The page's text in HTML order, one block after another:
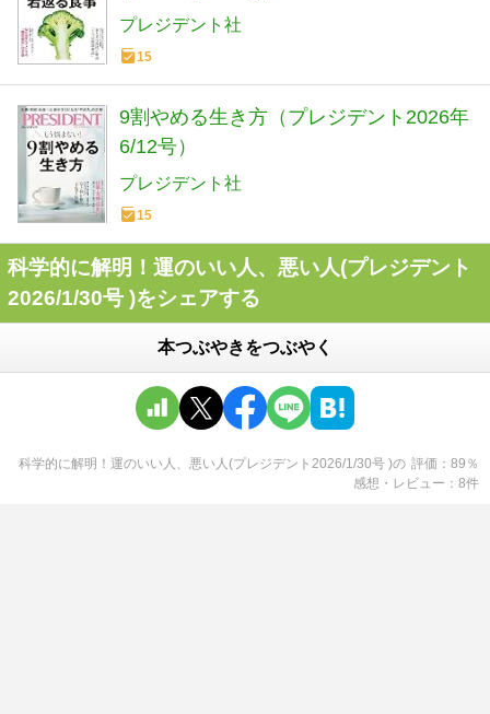
プレジデント社
15
9割やめる生き方（プレジデント2026年
6/12号）
プレジデント社
15
科学的に解明！運のいい人、悪い人(プレジデント
2026/1/30号 )をシェアする
本つぶやきをつぶやく
科学的に解明！運のいい人、悪い人(プレジデント2026/1/30号 )の 評価 89 ％
感想・レビュー
8件